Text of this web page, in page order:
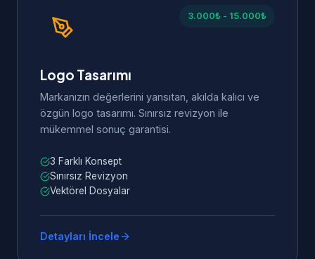
3.000₺ - 15.000₺
Logo Tasarımı
Markanızın değerlerini yansıtan, akılda kalıcı ve
özgün logo tasarımı. Sınırsız revizyon ile
mükemmel sonuç garantisi.
3 Farklı Konsept
Sınırsız Revizyon
Vektörel Dosyalar
Detayları İncele